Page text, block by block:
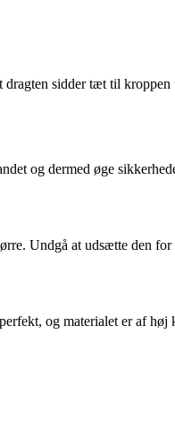
sidder tæt til
og dermed øge
Undgå at udsætte den
og materialet er af